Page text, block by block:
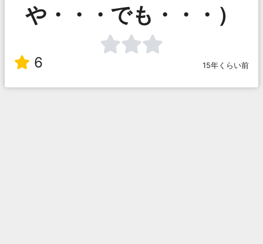
や・・・でも・・・）
6 15年くらい前